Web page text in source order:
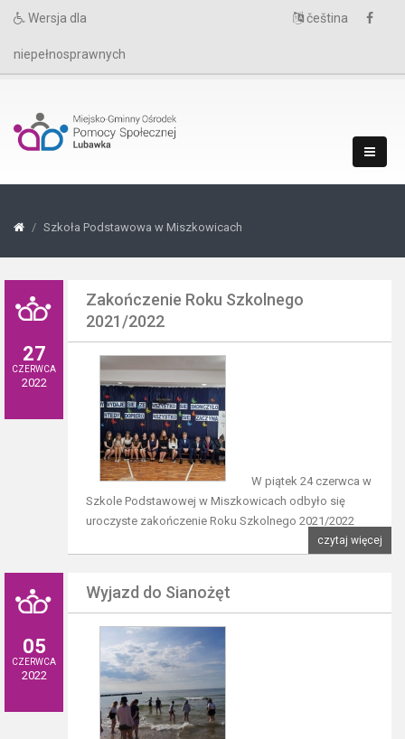
Wersja dla
niepełnosprawnych
čeština
Szkoła Podstawowa w Miszkowicach
27
CZERWCA
2022
Zakończenie Roku Szkolnego
2021/2022
W piątek 24 czerwca w
Szkole Podstawowej w Miszkowicach odbyło się
uroczyste zakończenie Roku Szkolnego 2021/2022
czytaj więcej
05
CZERWCA
2022
Wyjazd do Sianożęt